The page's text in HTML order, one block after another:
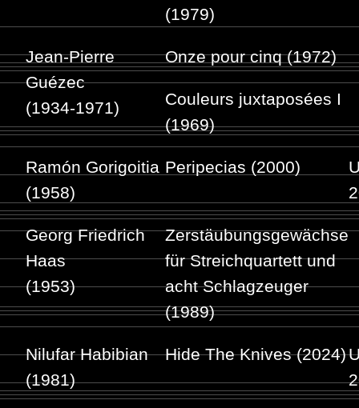
(1979)
Jean-Pierre
Guézec
(1934-1971)
Onze pour cinq (1972)
Couleurs juxtaposées I
(1969)
Ramón Gorigoitia
(1958)
Peripecias (2000)
Georg Friedrich
Haas
(1953)
Zerstäubungsgewächse
für Streichquartett und
acht Schlagzeuger
(1989)
Nilufar Habibian
(1981)
Hide The Knives (2024)